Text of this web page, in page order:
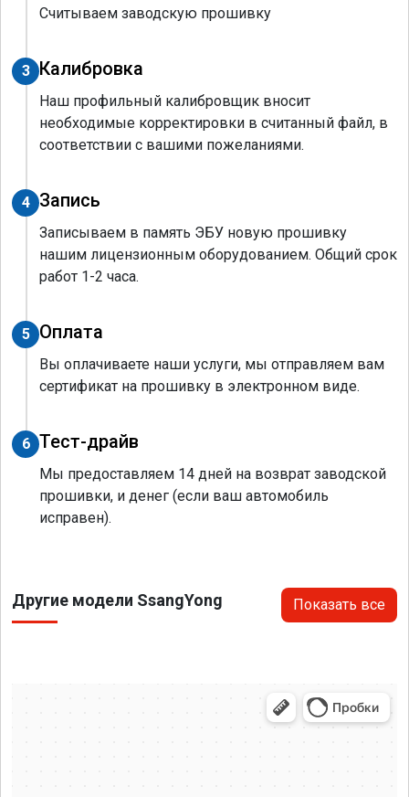
Считываем заводскую прошивку
3 Калибровка
Наш профильный калибровщик вносит
необходимые корректировки в считанный файл, в
соответствии с вашими пожеланиями.
4 Запись
Записываем в память ЭБУ новую прошивку
нашим лицензионным оборудованием. Общий срок
работ 1-2 часа.
5 Оплата
Вы оплачиваете наши услуги, мы отправляем вам
сертификат на прошивку в электронном виде.
6 Тест-драйв
Мы предоставляем 14 дней на возврат заводской
прошивки, и денег (если ваш автомобиль
исправен).
Другие модели SsangYong Показать все